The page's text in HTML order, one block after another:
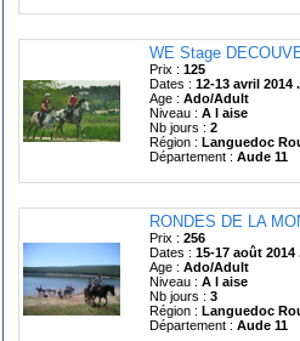
WE Stage
Prix : 125
Dates : 12-13 avril 2014
Age : Ado/Adult
Niveau : A l aise
Nb jours : 2
Région : Languedoc
Département : Aude 11
RONDES DE LA
Prix : 256
Dates : 15-17 août 2014
Age : Ado/Adult
Niveau : A l aise
Nb jours : 3
Région : Languedoc
Département : Aude 11